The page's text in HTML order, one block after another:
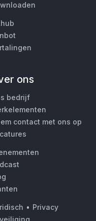
ons
bedrijf
contact met ons op
• Privacy